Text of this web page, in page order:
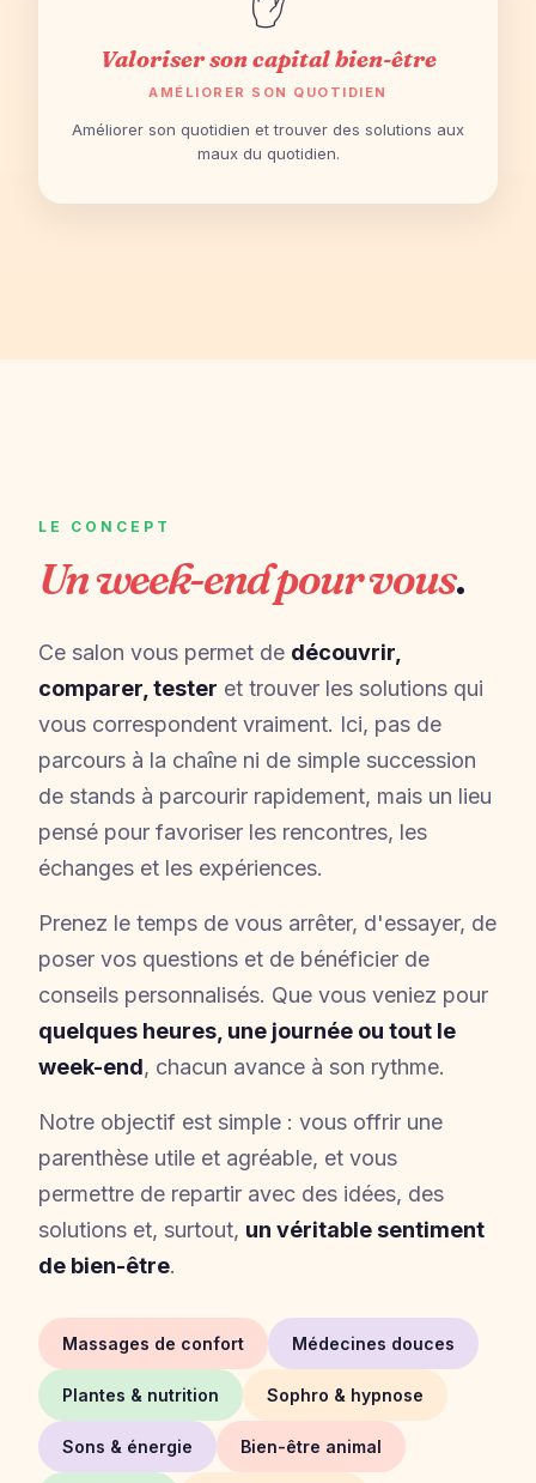
Valoriser son capital bien-être
AMÉLIORER SON QUOTIDIEN
Améliorer son quotidien et trouver des solutions aux
maux du quotidien.
LE CONCEPT
Un week-end pour vous.
Ce salon vous permet de découvrir,
comparer, tester et trouver les solutions qui
vous correspondent vraiment. Ici, pas de
parcours à la chaîne ni de simple succession
de stands à parcourir rapidement, mais un lieu
pensé pour favoriser les rencontres, les
échanges et les expériences.
Prenez le temps de vous arrêter, d'essayer, de
poser vos questions et de bénéficier de
conseils personnalisés. Que vous veniez pour
quelques heures, une journée ou tout le
week-end, chacun avance à son rythme.
Notre objectif est simple : vous offrir une
parenthèse utile et agréable, et vous
permettre de repartir avec des idées, des
solutions et, surtout, un véritable sentiment
de bien-être.
Massages de confort Médecines douces
Plantes & nutrition Sophro & hypnose
Sons & énergie Bien-être animal